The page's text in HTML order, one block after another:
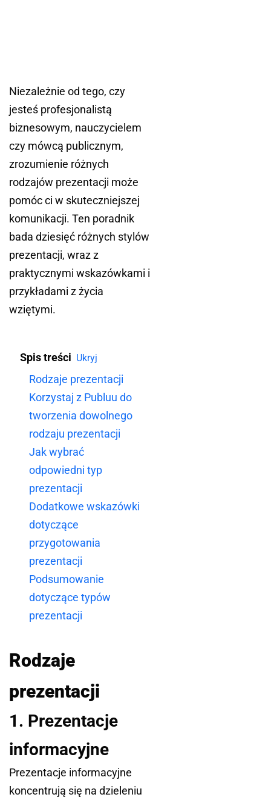
Niezależnie od tego, czy
jesteś profesjonalistą
biznesowym, nauczycielem
czy mówcą publicznym,
zrozumienie różnych
rodzajów prezentacji może
pomóc ci w skuteczniejszej
komunikacji. Ten poradnik
bada dziesięć różnych stylów
prezentacji, wraz z
praktycznymi wskazówkami i
przykładami z życia
wziętymi.
Spis treści Ukryj
Rodzaje prezentacji
Korzystaj z Publuu do
tworzenia dowolnego
rodzaju prezentacji
Jak wybrać
odpowiedni typ
prezentacji
Dodatkowe wskazówki
dotyczące
przygotowania
prezentacji
Podsumowanie
dotyczące typów
prezentacji
Rodzaje
prezentacji
1. Prezentacje
informacyjne
Prezentacje informacyjne
koncentrują się na dzieleniu